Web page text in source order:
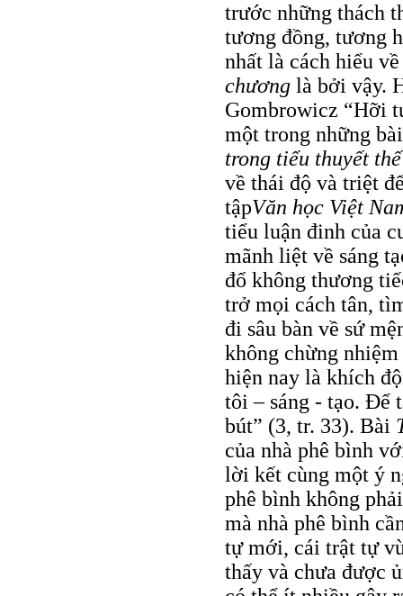
trước những thách
tương đồng, tương
nhất là cách hiểu
chương là bởi vậy.
Gombrowicz “Hỡi
một trong những
trong tiểu thuyết
về thái độ và triệt
tậpVăn học Việt
tiểu luận đinh của
mãnh liệt về sáng
đổ không thương
trở mọi cách tân,
đi sâu bàn về sứ
không chừng
hiện nay là khích
tôi – sáng - tạo. Để
bút” (3, tr. 33). Bài
của nhà phê bình
lời kết cùng một ý
phê bình không
mà nhà phê bình
tự mới, cái trật tự
thấy và chưa được